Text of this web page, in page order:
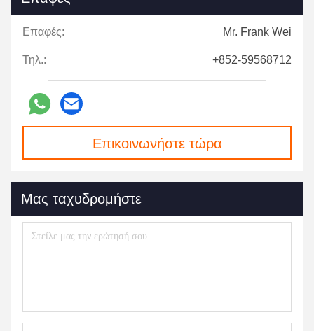
Επαφές: Mr. Frank Wei
Τηλ.: +852-59568712
Επικοινωνήστε τώρα
Μας ταχυδρομήστε